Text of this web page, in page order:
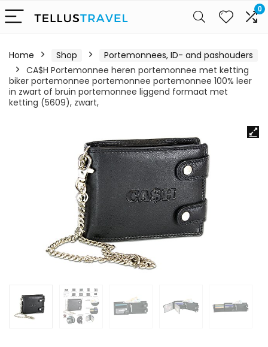
0
Home Shop
Portemonnees, ID- and pashouders
CA$H Portemonnee heren portemonnee met ketting
biker portemonnee portemonnee portemonnee 100% leer
in zwart of bruin portemonnee liggend formaat met
ketting (5609), zwart,